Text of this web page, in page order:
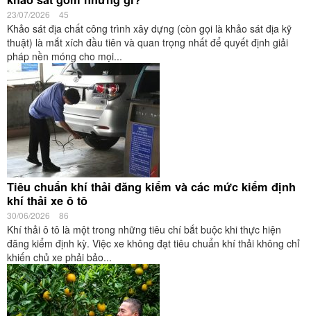
23/07/2026 45
Khảo sát địa chất công trình xây dựng (còn gọi là khảo sát địa kỹ
thuật) là mắt xích đầu tiên và quan trọng nhất để quyết định giải
pháp nền móng cho mọi...
Tiêu chuẩn khí thải đăng kiểm và các mức kiểm định
khí thải xe ô tô
30/06/2026 86
Khí thải ô tô là một trong những tiêu chí bắt buộc khi thực hiện
đăng kiểm định kỳ. Việc xe không đạt tiêu chuẩn khí thải không chỉ
khiến chủ xe phải bảo...